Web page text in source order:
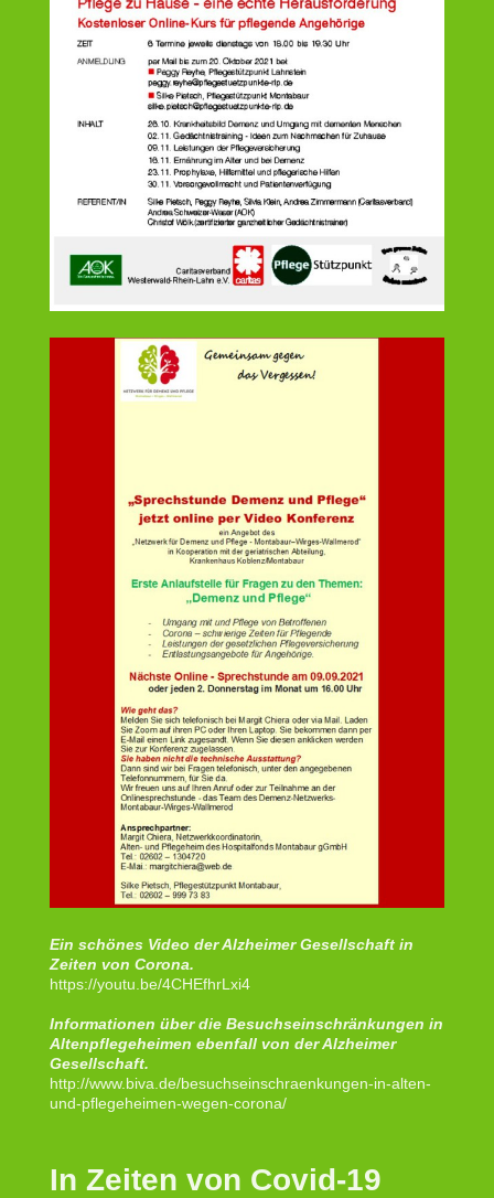
Ein schönes Video der Alzheimer Gesellschaft in
Zeiten von Corona.
https://youtu.be/4CHEfhrLxi4
Informationen über die Besuchseinschränkungen in
Altenpflegeheimen ebenfall von der Alzheimer
Gesellschaft.
http://www.biva.de/besuchseinschraenkungen-in-alten-
und-pflegeheimen-wegen-corona/
In Zeiten von Covid-19